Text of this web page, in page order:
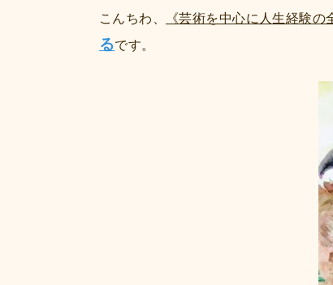
こんちわ、 《芸術を中心に人生経験の
るです。